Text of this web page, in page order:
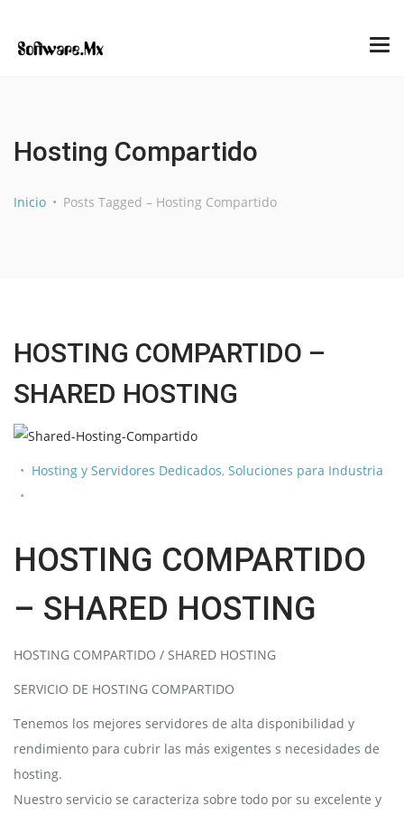
Hosting Compartido
Inicio Posts Tagged – Hosting Compartido
HOSTING COMPARTIDO –
SHARED HOSTING
Hosting y Servidores Dedicados, Soluciones para Industria
HOSTING COMPARTIDO
– SHARED HOSTING
HOSTING COMPARTIDO / SHARED HOSTING
SERVICIO DE HOSTING COMPARTIDO
Tenemos los mejores servidores de alta disponibilidad y
rendimiento para cubrir las más exigentes s necesidades de
hosting.
Nuestro servicio se caracteriza sobre todo por su excelente y